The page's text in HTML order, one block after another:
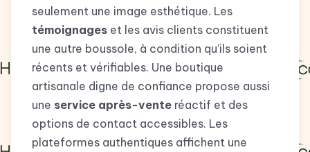
seulement une image esthétique. Les
témoignages et les avis clients constituent
une autre boussole, à condition qu’ils soient
récents et vérifiables. Une boutique
artisanale digne de confiance propose aussi
une service après-vente réactif et des
options de contact accessibles. Les
plateformes authentiques affichent une